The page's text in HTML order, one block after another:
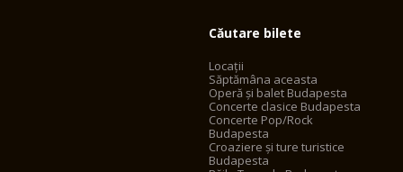
Căutare bilete
Locații
Săptămâna aceasta
Operă și balet Budapesta
Concerte clasice Budapesta
Concerte Pop/Rock
Budapesta
Croaziere și ture turistice
Budapesta